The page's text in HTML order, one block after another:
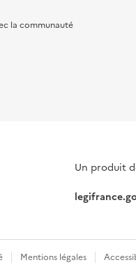
la communauté
Un produit
Mentions légales